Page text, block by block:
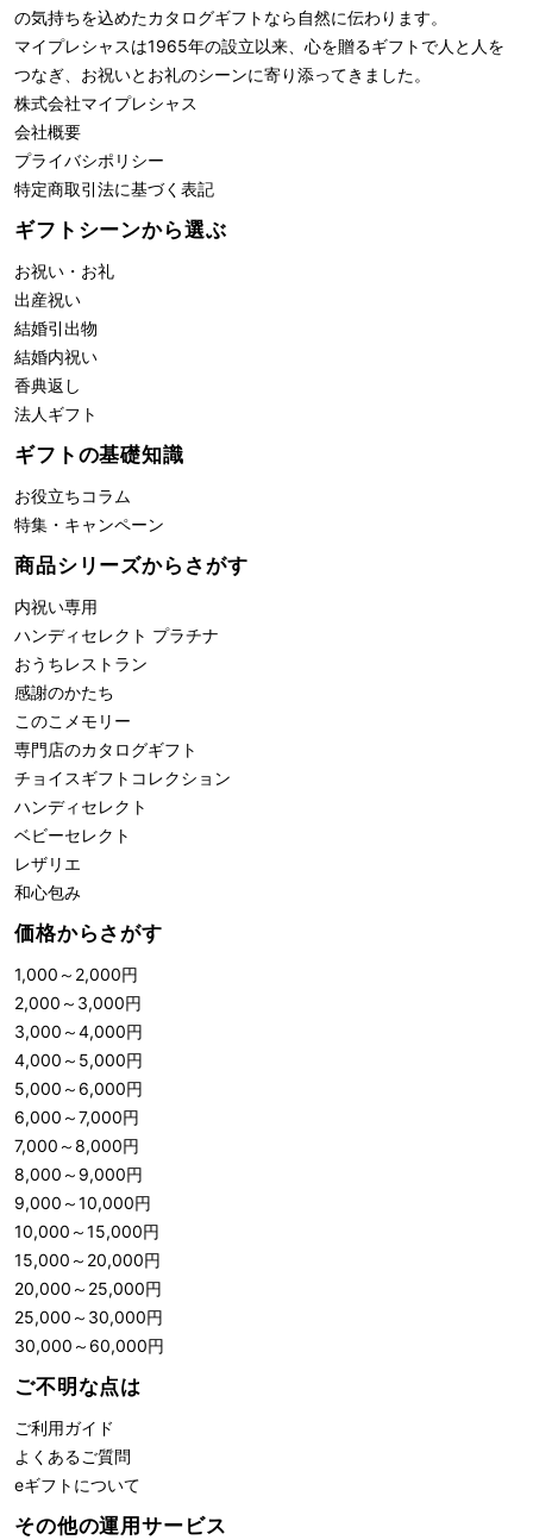
の気持ちを込めたカタログギフトなら自然に伝わります。
マイプレシャスは1965年の設立以来、心を贈るギフトで人と人を
つなぎ、お祝いとお礼のシーンに寄り添ってきました。
株式会社マイプレシャス
会社概要
プライバシポリシー
特定商取引法に基づく表記
ギフトシーンから選ぶ
お祝い・お礼
出産祝い
結婚引出物
結婚内祝い
香典返し
法人ギフト
ギフトの基礎知識
お役立ちコラム
特集・キャンペーン
商品シリーズからさがす
内祝い専用
ハンディセレクト プラチナ
おうちレストラン
感謝のかたち
このこメモリー
専門店のカタログギフト
チョイスギフトコレクション
ハンディセレクト
ベビーセレクト
レザリエ
和心包み
価格からさがす
1,000 ～ 2,000円
2,000 ～ 3,000円
3,000 ～4,000円
4,000 ～ 5,000円
5,000 ～ 6,000円
6,000 ～7,000円
7,000 ～8,000円
8,000 ～ 9,000円
9,000 ～10,000円
10,000 ～15,000円
15,000 ～ 20,000円
20,000 ～ 25,000円
25,000 ～ 30,000円
30,000 ～ 60,000円
ご不明な点は
ご利用ガイド
よくあるご質問
eギフトについて
その他の運用サービス